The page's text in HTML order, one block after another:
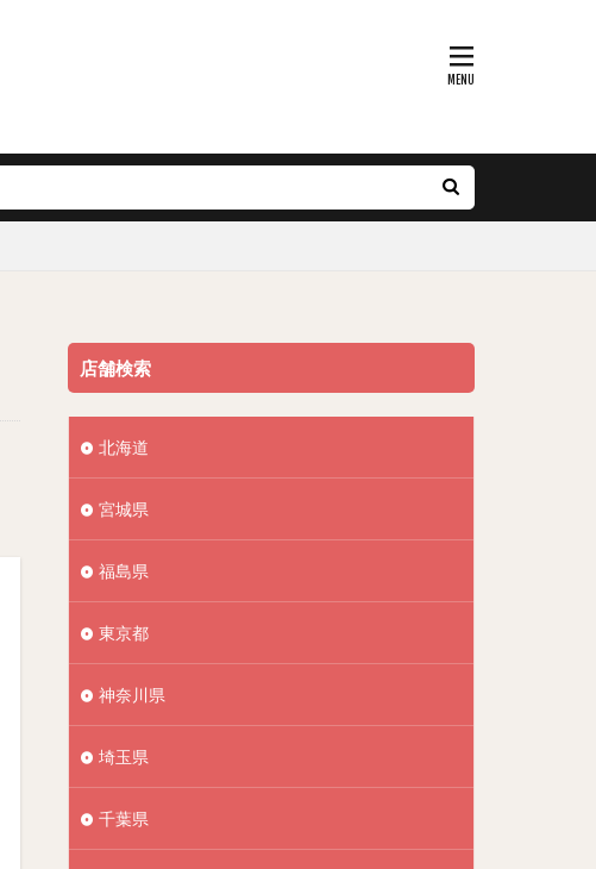
店舗検索
北海道
宮城県
福島県
東京都
神奈川県
埼玉県
千葉県